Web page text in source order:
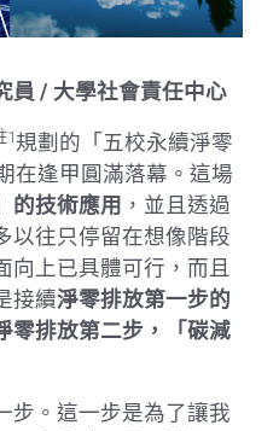
員 / 大學社會責任中心
1規劃的「五校永續淨零
在逢甲圓滿落幕。這場
的技術應用 ，並且透過
以往只停留在想像階段
向上已具體可行，而且
接續淨零排放第一步的
零排放第二步，「碳減
步。這一步是為了讓我